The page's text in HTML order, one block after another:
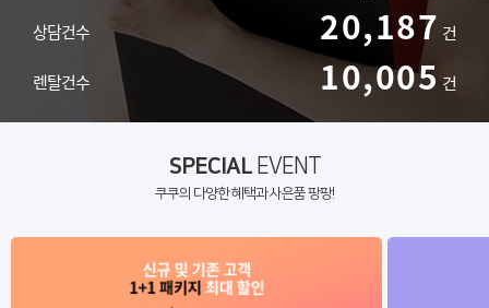
상담건수 20,187 건
렌탈건수 10,005 건
SPECIALEVENT
쿠쿠의 다양한 혜택과 사은품 팡팡!